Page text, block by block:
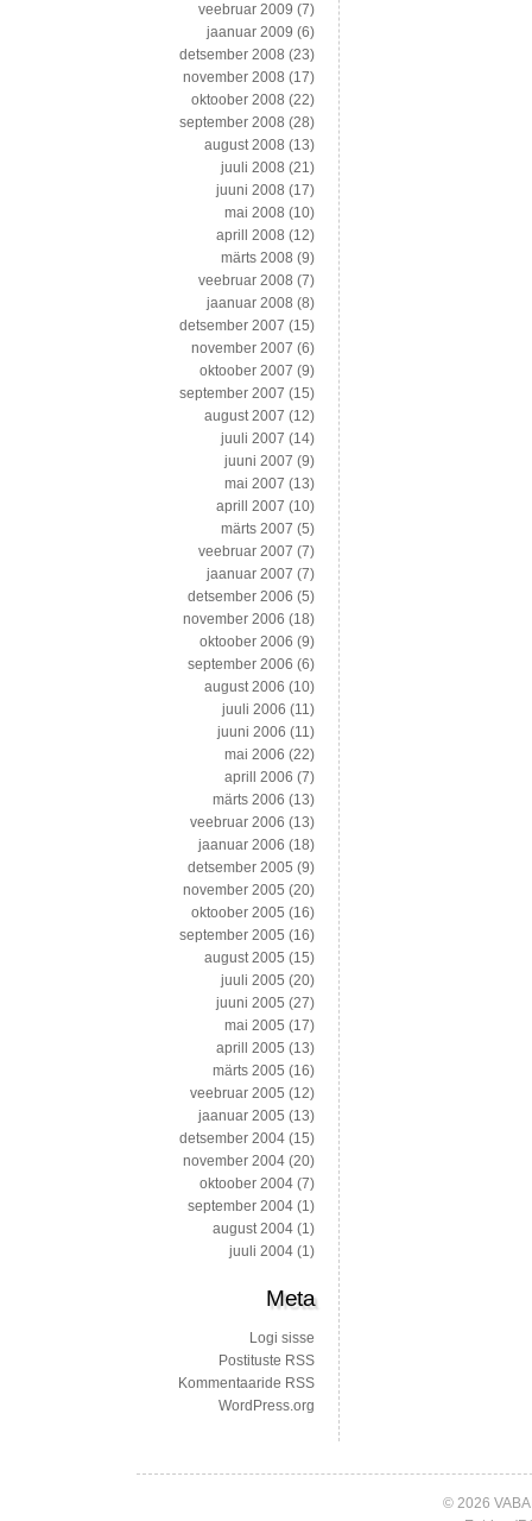
veebruar 2009 (7)
jaanuar 2009 (6)
detsember 2008 (23)
november 2008 (17)
oktoober 2008 (22)
september 2008 (28)
august 2008 (13)
juuli 2008 (21)
juuni 2008 (17)
mai 2008 (10)
aprill 2008 (12)
märts 2008 (9)
veebruar 2008 (7)
jaanuar 2008 (8)
detsember 2007 (15)
november 2007 (6)
oktoober 2007 (9)
september 2007 (15)
august 2007 (12)
juuli 2007 (14)
juuni 2007 (9)
mai 2007 (13)
aprill 2007 (10)
märts 2007 (5)
veebruar 2007 (7)
jaanuar 2007 (7)
detsember 2006 (5)
november 2006 (18)
oktoober 2006 (9)
september 2006 (6)
august 2006 (10)
juuli 2006 (11)
juuni 2006 (11)
mai 2006 (22)
aprill 2006 (7)
märts 2006 (13)
veebruar 2006 (13)
jaanuar 2006 (18)
detsember 2005 (9)
november 2005 (20)
oktoober 2005 (16)
september 2005 (16)
august 2005 (15)
juuli 2005 (20)
juuni 2005 (27)
mai 2005 (17)
aprill 2005 (13)
märts 2005 (16)
veebruar 2005 (12)
jaanuar 2005 (13)
detsember 2004 (15)
november 2004 (20)
oktoober 2004 (7)
september 2004 (1)
august 2004 (1)
juuli 2004 (1)
Meta
Logi sisse
Postituste RSS
Kommentaaride RSS
WordPress.org
© 2026